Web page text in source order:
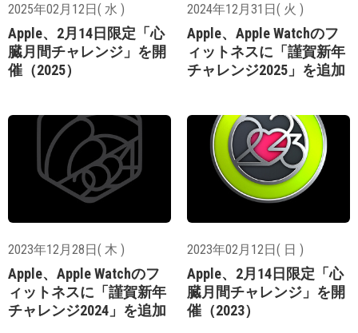
2025年02月12日( 水 )
Apple、2月14日限定「心
臓月間チャレンジ」を開
催（2025）
2024年12月31日( 火 )
Apple、Apple Watchのフ
ィットネスに「謹賀新年
チャレンジ2025」を追加
2023年12月28日( 木 )
Apple、Apple Watchのフ
ィットネスに「謹賀新年
チャレンジ2024」を追加
2023年02月12日( 日 )
Apple、2月14日限定「心
臓月間チャレンジ」を開
催（2023）